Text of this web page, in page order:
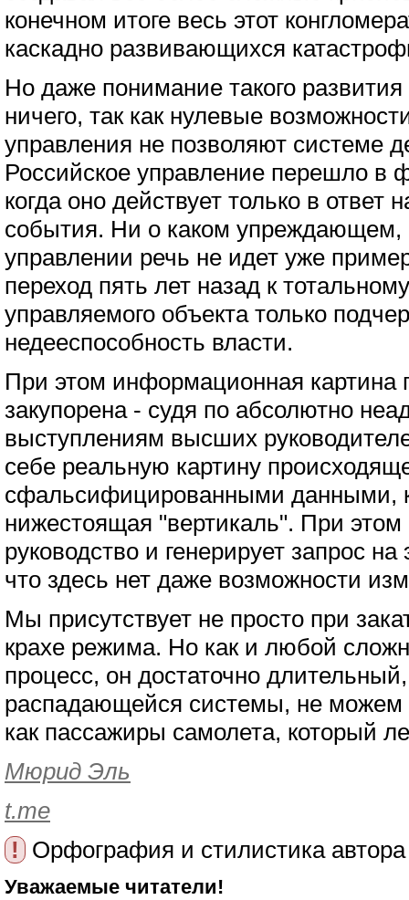
конечном итоге весь этот
каскадно развивающихся
Но даже понимание такого
ничего, так как нулевые
управления не позволяют системе
Российское управление перешло в
когда оно действует только в
события. Ни о каком упреждающем,
управлении речь не идет уже
переход пять лет назад к
управляемого объекта только
недееспособность власти.
При этом информационная картина
закупорена - судя по абсолютно
выступлениям высших
себе реальную картину
сфальсифицированными данными,
нижестоящая "вертикаль". При
руководство и генерирует запрос
что здесь нет даже возможности
Мы присутствует не просто при
крахе режима. Но как и любой
процесс, он достаточно
распадающейся системы, не можем
как пассажиры самолета, который
Мюрид Эль
t.me
!
Орфография и стилистика
Уважаемые читатели!